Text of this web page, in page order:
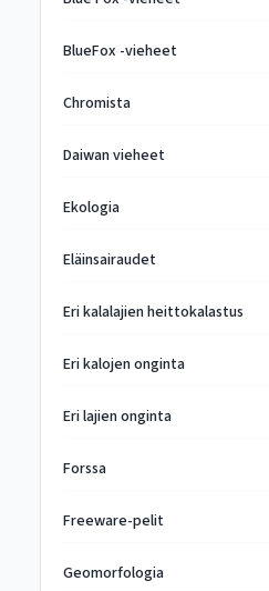
BlueFox -vieheet
Chromista
Daiwan vieheet
Ekologia
Eläinsairaudet
Eri kalalajien heittokalastus
Eri kalojen onginta
Eri lajien onginta
Forssa
Freeware-pelit
Geomorfologia